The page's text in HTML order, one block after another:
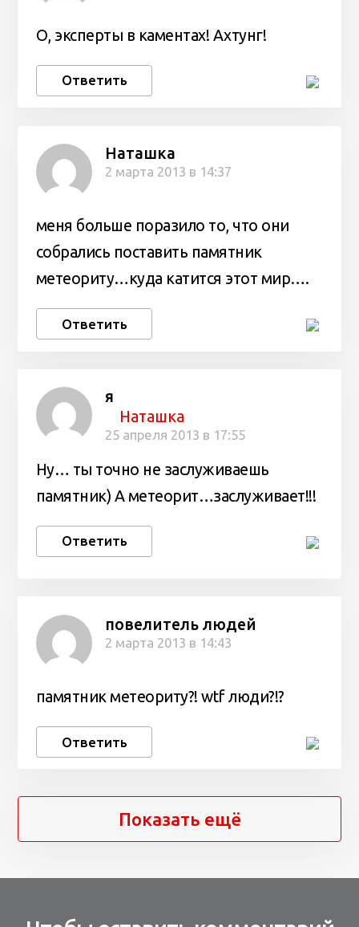
О, эксперты в каментах! Ахтунг!
Ответить
Наташка
2 марта 2013 в 14:37
меня больше поразило то, что они
собрались поставить памятник
метеориту…куда катится этот мир….
Ответить
я
Наташка
25 апреля 2013 в 17:55
Ну… ты точно не заслуживаешь
памятник) А метеорит…заслуживает!!!
Ответить
повелитель людей
2 марта 2013 в 14:43
памятник метеориту?! wtf люди?!?
Ответить
Показать ещё